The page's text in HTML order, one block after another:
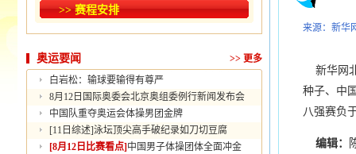
>> 赛程安排
奥运要闻 >> 更多
白岩松：输球要输得有尊严
8月12日国际奥委会北京奥组委例行新闻发布会
中国队重夺奥运会体操男团金牌
[11日综述]泳坛顶尖高手破纪录如刀切豆腐
[8月12日比赛看点] 中国男子体操团体全面冲金
来源：新华
新华网
种子、中
八强赛负
编辑：